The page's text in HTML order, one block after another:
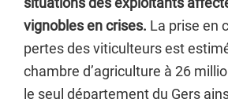
vignobles en crises. La prise en
pertes des viticulteurs est
chambre d’agriculture à 26
le seul département du Gers